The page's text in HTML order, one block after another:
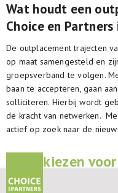
Wat houdt een
Choice en Partners
De outplacement trajecten
op maat samengesteld en
groepsverband te volgen.
baan te accepteren, gaan
solliciteren. Hierbij wordt
de kracht van netwerken.
actief op zoek naar de
Wij kiezen
aanpak,